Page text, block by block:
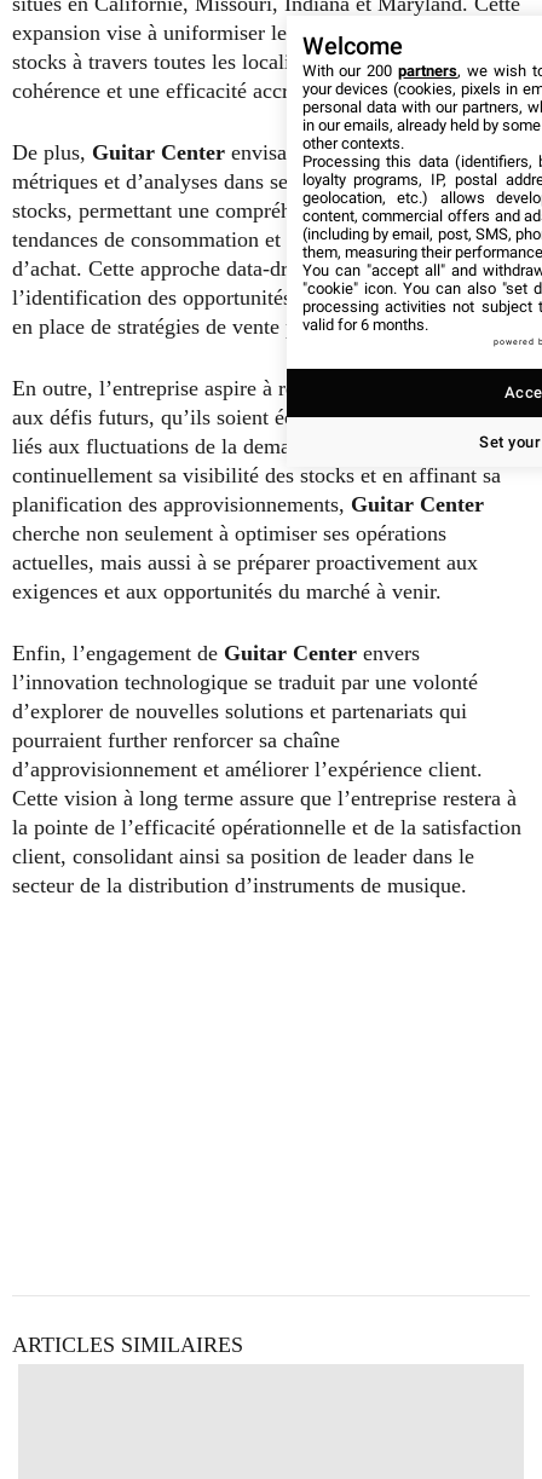
expansion vise à uniformiser les processus de gestion des
stocks à travers toutes les localisations, assurant ainsi une
cohérence et une efficacité accrues à l’échelle nationale.
De plus, Guitar Center envisage d’intégrer davantage de
métriques et d’analyses dans ses processus de gestion des
stocks, permettant une compréhension plus fine des
tendances de consommation et des comportements
d’achat. Cette approche data-driven facilitera
l’identification des opportunités de croissance et la mise
en place de stratégies de vente plus ciblées et efficaces.
En outre, l’entreprise aspire à renforcer sa résilience face
aux défis futurs, qu’ils soient économiques, logistiques ou
liés aux fluctuations de la demande. En améliorant
continuellement sa visibilité des stocks et en affinant sa
planification des approvisionnements, Guitar Center
cherche non seulement à optimiser ses opérations
actuelles, mais aussi à se préparer proactivement aux
exigences et aux opportunités du marché à venir.
Enfin, l’engagement de Guitar Center envers
l’innovation technologique se traduit par une volonté
d’explorer de nouvelles solutions et partenariats qui
pourraient further renforcer sa chaîne
d’approvisionnement et améliorer l’expérience client.
Cette vision à long terme assure que l’entreprise restera à
la pointe de l’efficacité opérationnelle et de la satisfaction
client, consolidant ainsi sa position de leader dans le
secteur de la distribution d’instruments de musique.
ARTICLES SIMILAIRES
Welcome
With our 200partners, we wish
your devices (cookies, pixels in
personal data with our partners,
in our emails, already held by
other contexts.
Processing this data (identifiers,
loyalty programs, IP, postal
geolocation, etc.) allows
content, commercial offers and
(including by email, post, SMS,
them, measuring their
You can "accept all" and
"cookie" icon. You can also "set
processing activities not subject
valid for 6 months.
powered
Set